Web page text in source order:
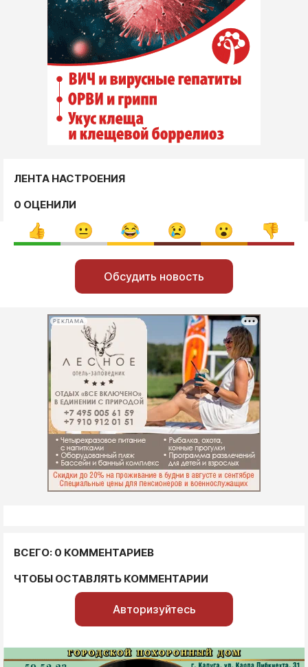
ЛЕНТА НАСТРОЕНИЯ
0 ОЦЕНИЛИ
Обсудить новость
РЕКЛАМА
ВСЕГО: 0 КОММЕНТАРИЕВ
ЧТОБЫ ОСТАВЛЯТЬ КОММЕНТАРИИ
Авторизуйтесь